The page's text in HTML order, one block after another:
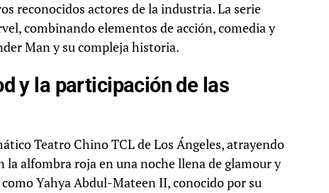
reconocidos actores de la industria. La serie
combinando elementos de acción, comedia y
Man y su compleja historia.
y la participación de las
Teatro Chino TCL de Los Ángeles, atrayendo
la alfombra roja en una noche llena de glamour y
Yahya Abdul-Mateen II, conocido por su